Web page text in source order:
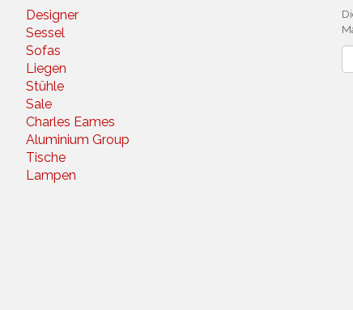
Designer
Sessel
Sofas
Liegen
Stühle
Sale
Charles Eames
Aluminium Group
Tische
Lampen